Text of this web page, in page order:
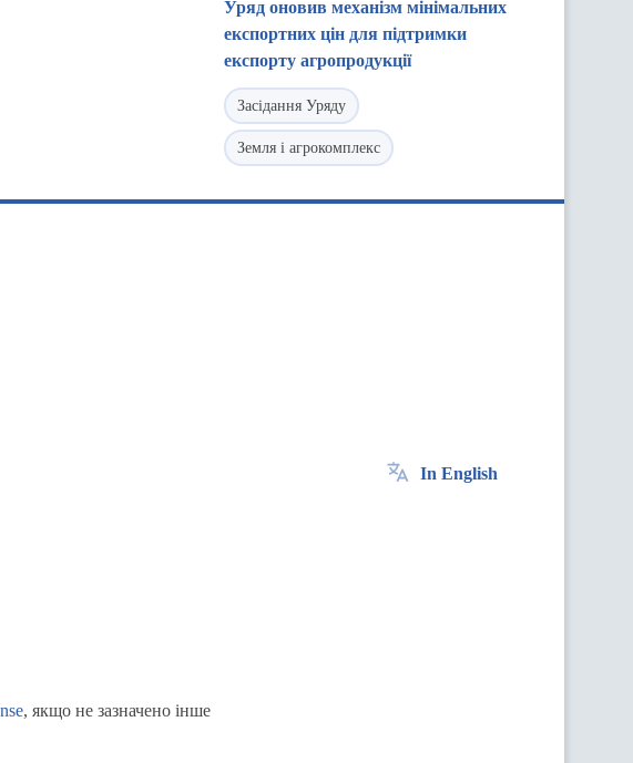
Уряд оновив механізм мінімальних
експортних цін для підтримки
експорту агропродукції
Засідання Уряду
Земля і агрокомплекс
In English
, якщо не зазначено інше